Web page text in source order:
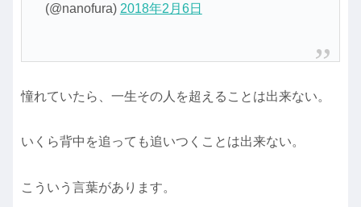
(@nanofura) 2018年2月6日
憧れていたら、一生その人を超えることは出来ない。
いくら背中を追っても追いつくことは出来ない。
こういう言葉があります。